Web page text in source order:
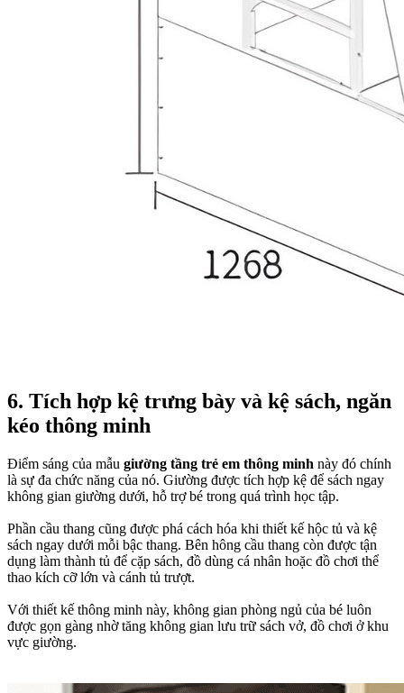
6. Tích hợp kệ trưng bày và kệ sách, ngăn
kéo thông minh
Điểm sáng của mẫu giường tầng trẻ em thông minh này đó chính
là sự đa chức năng của nó. Giường được tích hợp kệ để sách ngay
không gian giường dưới, hỗ trợ bé trong quá trình học tập.
Phần cầu thang cũng được phá cách hóa khi thiết kế hộc tủ và kệ
sách ngay dưới mỗi bậc thang. Bên hông cầu thang còn được tận
dụng làm thành tủ để cặp sách, đồ dùng cá nhân hoặc đồ chơi thể
thao kích cỡ lớn và cánh tủ trượt.
Với thiết kế thông minh này, không gian phòng ngủ của bé luôn
được gọn gàng nhờ tăng không gian lưu trữ sách vở, đồ chơi ở khu
vực giường.